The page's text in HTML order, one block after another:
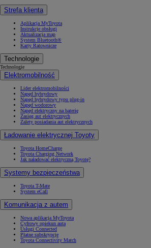
Strefa klienta
Aplikacja MyToyota
Instrukcje obsługi
Aktualizacja map
System Bluetooth®
Karty Ratownicze
Technologie
Technologie
Elektromobilność
Lider elektromobilności
Napęd hybrydowy
Napęd hybrydowy typu plug-in
Napęd wodorowy
Napęd elektryczny na baterię
Zasięg aut elektrycznych
Zalety posiadania aut elektrycznych
Ładowanie elektrycznej Toyoty
Toyota HomeCharge
Toyota Charging Network
Jak naładować elektryczną Toyotę?
Systemy bezpieczeństwa
Toyota T-Mate
System eCall
Komunikacja z autem
Nowa aplikacja MyToyota
Cyfrowy opiekun auta
Usługi Connected
Płatne subskrypcje
Toyota Connectivity Match